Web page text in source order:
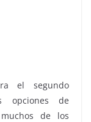
el segundo
opciones de
de los